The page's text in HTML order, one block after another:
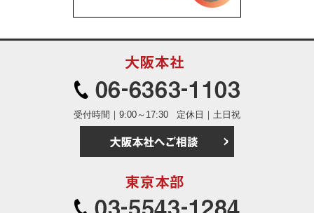
受付時間｜9:00～17:30 定休日｜土日祝